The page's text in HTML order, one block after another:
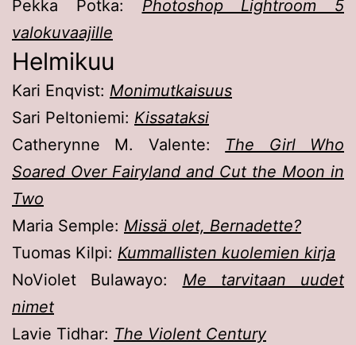
Pekka Potka: Photoshop Lightroom 5
valokuvaajille
Helmikuu
Kari Enqvist: Monimutkaisuus
Sari Peltoniemi: Kissataksi
Catherynne M. Valente: The Girl Who
Soared Over Fairyland and Cut the Moon in
Two
Maria Semple: Missä olet, Bernadette?
Tuomas Kilpi: Kummallisten kuolemien kirja
NoViolet Bulawayo: Me tarvitaan uudet
nimet
Lavie Tidhar: The Violent Century